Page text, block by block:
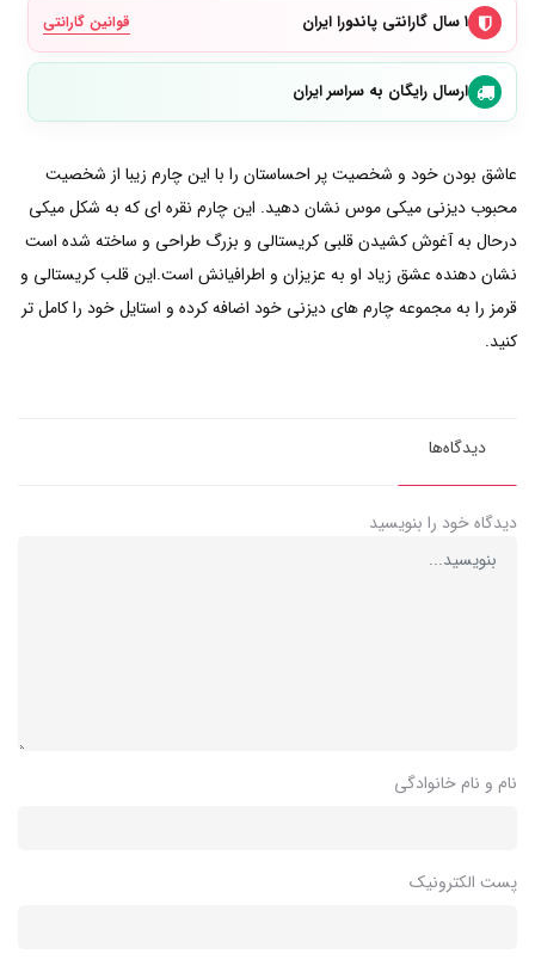
۱ سال گارانتی پاندورا ایران قوانین گارانتی
ارسال رایگان به سراسر ایران
عاشق بودن خود و شخصیت پر احساستان را با این چارم زیبا از شخصیت
محبوب دیزنی میکی موس نشان دهید. این چارم نقره ای که به شکل میکی
درحال به آغوش کشیدن قلبی کریستالی و بزرگ طراحی و ساخته شده است
نشان دهنده عشق زیاد او به عزیزان و اطرافیانش است.این قلب کریستالی و
قرمز را به مجموعه چارم های دیزنی خود اضافه کرده و استایل خود را کامل تر
کنید.
دیدگاه‌ها
دیدگاه خود را بنویسید
نام و نام خانوادگی
پست الکترونیک